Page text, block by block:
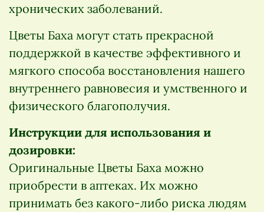
хронических заболеваний.
Цветы Баха могут стать прекрасной
поддержкой в качестве эффективного и
мягкого способа восстановления нашего
внутреннего равновесия и умственного и
физического благополучия.
Инструкции для использования и
дозировки:
Оригинальные Цветы Баха можно
приобрести в аптеках. Их можно
принимать без какого-либо риска людям